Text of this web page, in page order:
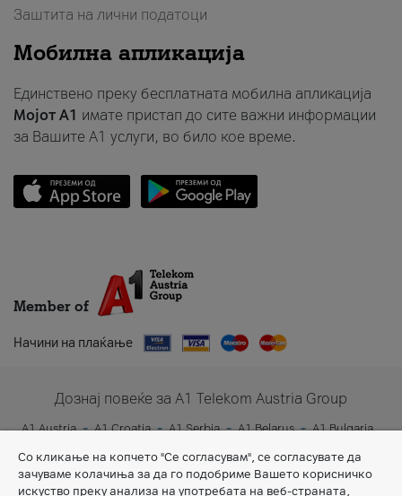
Заштита на лични податоци
Мобилна апликација
Единствено преку бесплатната мобилна апликација
Мојот A1 имате пристап до сите важни информации
за Вашите A1 услуги, во било кое време.
Member of
Начини на плаќање
Дознај повеќе за A1 Telekom Austria Group
A1 Austria A1 Croatia A1 Serbia A1 Belarus
A1 Bulgaria
Со кликање на копчето "Се согласувам", се согласувате да
зачуваме колачиња за да го подобриме Вашето корисничко
искуство преку анализа на употребата на веб-страната,